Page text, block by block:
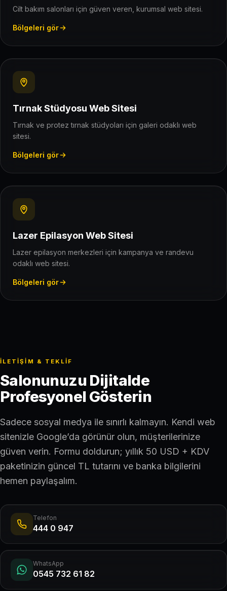
Cilt bakım salonları için güven veren, kurumsal web sitesi.
Bölgeleri gör
Tırnak Stüdyosu Web Sitesi
Tırnak ve protez tırnak stüdyoları için galeri odaklı web
sitesi.
Bölgeleri gör
Lazer Epilasyon Web Sitesi
Lazer epilasyon merkezleri için kampanya ve randevu
odaklı web sitesi.
Bölgeleri gör
İLETIŞIM & TEKLIF
Salonunuzu Dijitalde
Profesyonel Gösterin
Sadece sosyal medya ile sınırlı kalmayın. Kendi web
sitenizle Google’da görünür olun, müşterilerinize
güven verin. Formu doldurun; yıllık 50 USD + KDV
paketinizin güncel TL tutarını ve banka bilgilerini
hemen paylaşalım.
Telefon
444 0 947
WhatsApp
0545 732 61 82